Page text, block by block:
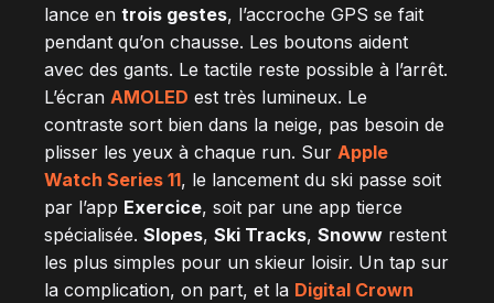
lance en trois gestes, l’accroche GPS se fait
pendant qu’on chausse. Les boutons aident
avec des gants. Le tactile reste possible à l’arrêt.
L’écran AMOLED est très lumineux. Le
contraste sort bien dans la neige, pas besoin de
plisser les yeux à chaque run. Sur Apple
Watch Series 11, le lancement du ski passe soit
par l’app Exercice, soit par une app tierce
spécialisée. Slopes, Ski Tracks, Snoww restent
les plus simples pour un skieur loisir. Un tap sur
la complication, on part, et la Digital Crown